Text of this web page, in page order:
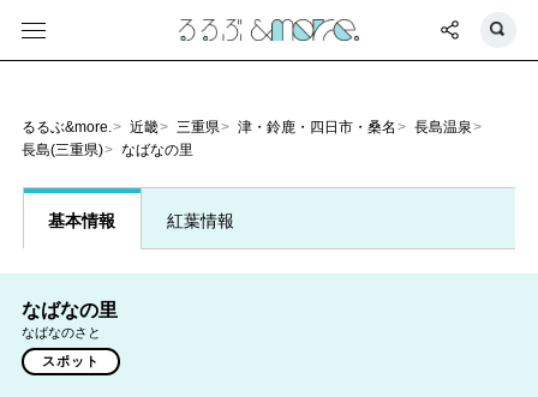
るるぶ&more. 近畿 三重県 津・鈴鹿・四日市・桑名
長島温泉
長島(三重県)
なばなの里
基本情報 紅葉情報
なばなの里
なばなのさと
スポット